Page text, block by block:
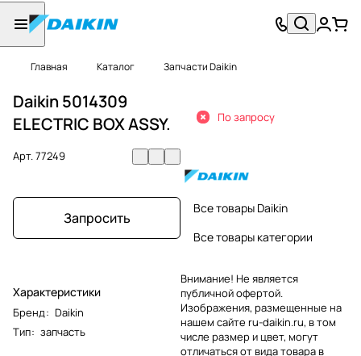
Главная Каталог Запчасти Daikin
Daikin 5014309
ELECTRIC BOX ASSY.
Арт.77249
Запросить
Характеристики
Бренд: Daikin
Тип: запчасть
По запросу
Все товары Daikin
Все товары категории
Внимание! Не является
публичной офертой.
Изображения, размещенные на
нашем сайте ru-daikin.ru, в том
числе размер и цвет, могут
отличаться от вида товара в